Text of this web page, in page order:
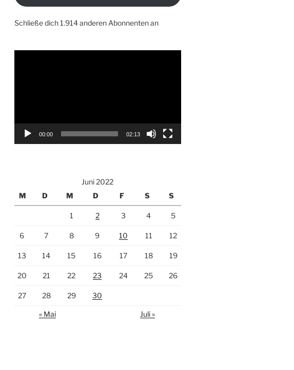
Schließe dich 1.914 anderen Abonnenten an
00:00 02:13
Juni 2022
M
D M D F S S
1 2 3 4 5
6 7 8 9 10 11 12
13 14 15 16 17 18 19
20 21 22 23 24 25 26
27 28 29 30
« Mai Juli »